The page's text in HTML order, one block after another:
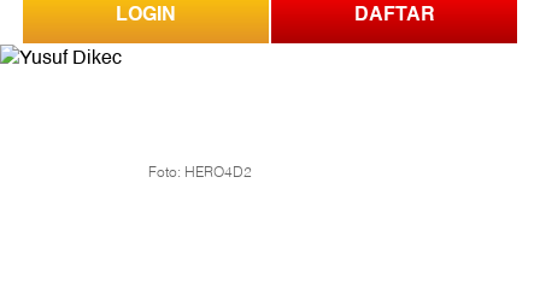
LOGIN DAFTAR
Foto: HERO4D2